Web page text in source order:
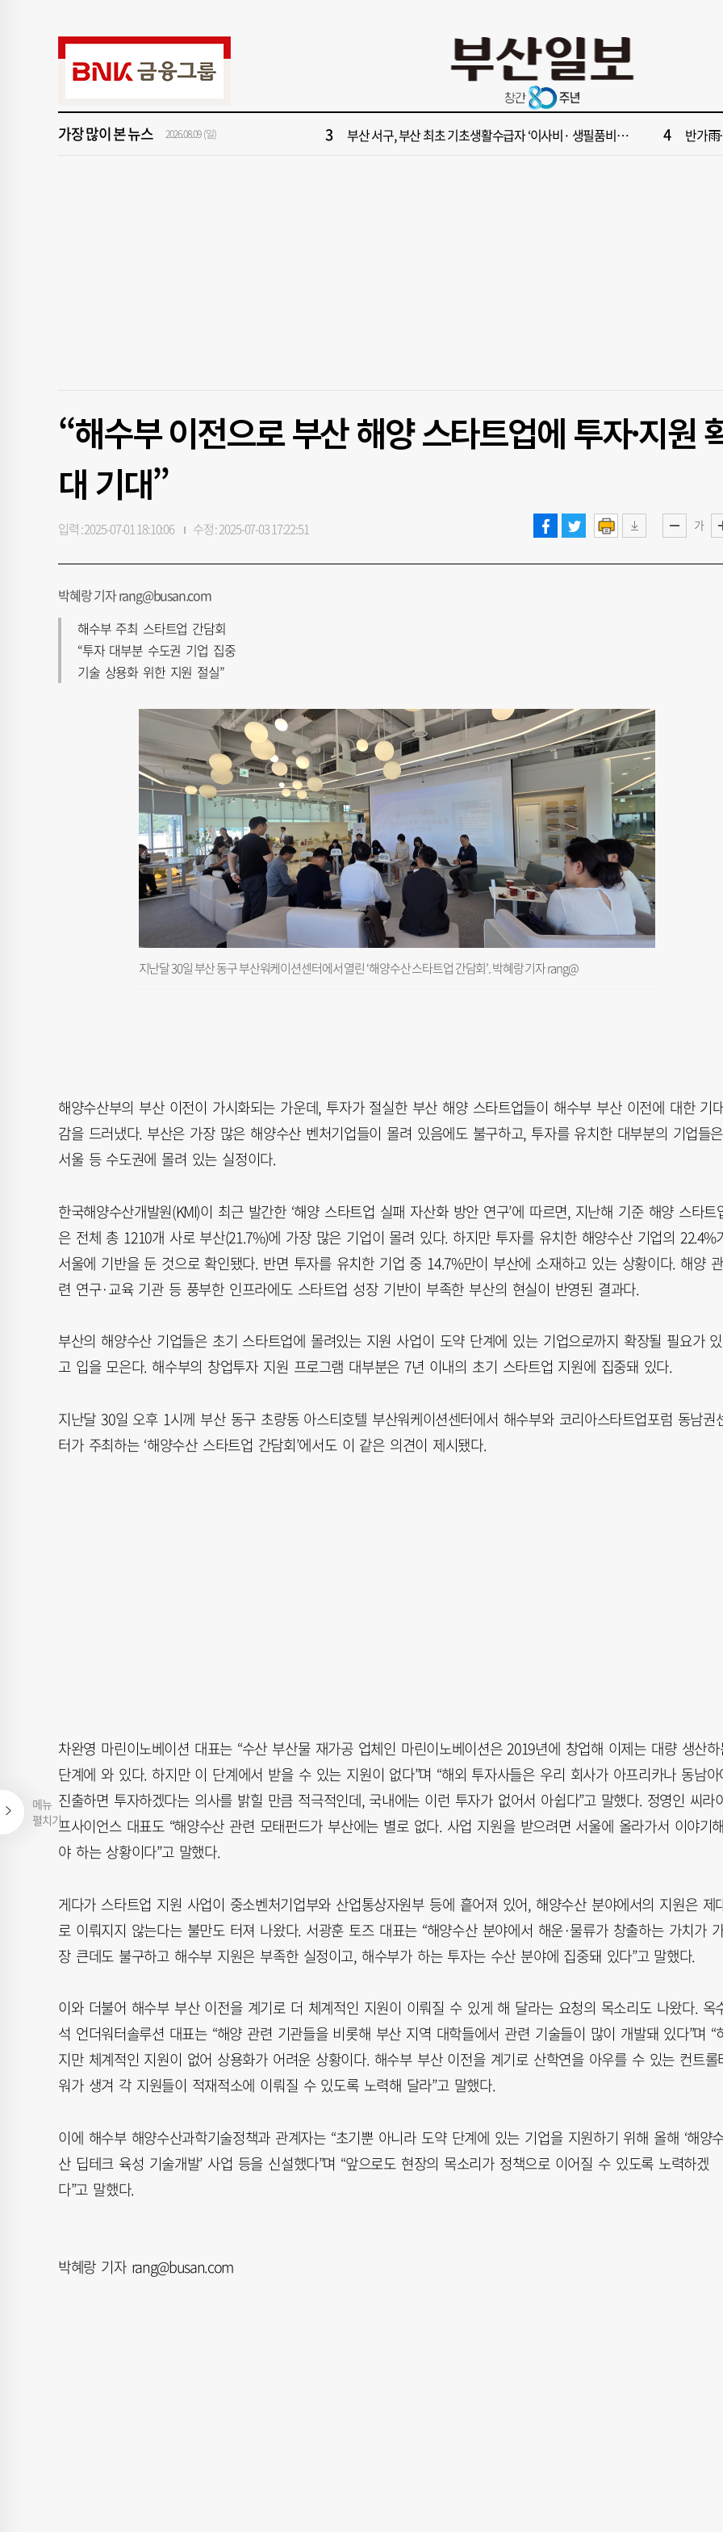
메뉴
펼치기
가장 많이 본 뉴스 2026.08.09 (일)
신청사 부산 동구 확정 이유…부지 용이성·접근성·집적 가능성이 운명 갈랐다 [해수부 북항 시대] [부산
해수부 신청사, 북항 재개발 부지 복합항만지구 확정 [부산
3 부산 서구, 부산 최초 기초생활수급자 ‘이사비· 생필품비’ 지원 4 반가
“해수부 이전으로 부산 해양 스타트업에 투자·지원
대 기대”
가
입력 : 2025-07-01 18:10:06 수정 : 2025-07-03 17:22:51
박혜랑 기자 rang@busan.com
해수부 주최 스타트업 간담회
“투자 대부분 수도권 기업 집중
기술 상용화 위한 지원 절실”
지난달 30일 부산 동구 부산워케이션센터에서 열린 ‘해양수산 스타트업 간담회’. 박혜랑 기자 rang@
해양수산부의 부산 이전이 가시화되는 가운데, 투자가 절실한 부산 해양 스타트업들이 해수부 부산 이전에 대한 기
감을 드러냈다. 부산은 가장 많은 해양수산 벤처기업들이 몰려 있음에도 불구하고, 투자를 유치한 대부분의 기업들은
서울 등 수도권에 몰려 있는 실정이다.
한국해양수산개발원(KMI)이 최근 발간한 ‘해양 스타트업 실패 자산화 방안 연구’에 따르면, 지난해 기준 해양 스타트
은 전체 총 1210개 사로 부산(21.7%)에 가장 많은 기업이 몰려 있다. 하지만 투자를 유치한 해양수산 기업의 22.4%
서울에 기반을 둔 것으로 확인됐다. 반면 투자를 유치한 기업 중 14.7%만이 부산에 소재하고 있는 상황이다. 해양 관
련 연구·교육 기관 등 풍부한 인프라에도 스타트업 성장 기반이 부족한 부산의 현실이 반영된 결과다.
부산의 해양수산 기업들은 초기 스타트업에 몰려있는 지원 사업이 도약 단계에 있는 기업으로까지 확장될 필요가
고 입을 모은다. 해수부의 창업투자 지원 프로그램 대부분은 7년 이내의 초기 스타트업 지원에 집중돼 있다.
지난달 30일 오후 1시께 부산 동구 초량동 아스티호텔 부산워케이션센터에서 해수부와 코리아스타트업포럼 동남권
터가 주최하는 ‘해양수산 스타트업 간담회’에서도 이 같은 의견이 제시됐다.
차완영 마린이노베이션 대표는 “수산 부산물 재가공 업체인 마린이노베이션은 2019년에 창업해 이제는 대량 생산하
단계에 와 있다. 하지만 이 단계에서 받을 수 있는 지원이 없다”며 “해외 투자사들은 우리 회사가 아프리카나 동남아
진출하면 투자하겠다는 의사를 밝힐 만큼 적극적인데, 국내에는 이런 투자가 없어서 아쉽다”고 말했다. 정영인 씨라
프사이언스 대표도 “해양수산 관련 모태펀드가 부산에는 별로 없다. 사업 지원을 받으려면 서울에 올라가서 이야기해
야 하는 상황이다”고 말했다.
게다가 스타트업 지원 사업이 중소벤처기업부와 산업통상자원부 등에 흩어져 있어, 해양수산 분야에서의 지원은 제
로 이뤄지지 않는다는 불만도 터져 나왔다. 서광훈 토즈 대표는 “해양수산 분야에서 해운·물류가 창출하는 가치가
장 큰데도 불구하고 해수부 지원은 부족한 실정이고, 해수부가 하는 투자는 수산 분야에 집중돼 있다”고 말했다.
이와 더불어 해수부 부산 이전을 계기로 더 체계적인 지원이 이뤄질 수 있게 해 달라는 요청의 목소리도 나왔다. 옥
석 언더워터솔루션 대표는 “해양 관련 기관들을 비롯해 부산 지역 대학들에서 관련 기술들이 많이 개발돼 있다”며 “
지만 체계적인 지원이 없어 상용화가 어려운 상황이다. 해수부 부산 이전을 계기로 산학연을 아우를 수 있는 컨트롤
워가 생겨 각 지원들이 적재적소에 이뤄질 수 있도록 노력해 달라”고 말했다.
이에 해수부 해양수산과학기술정책과 관계자는 “초기뿐 아니라 도약 단계에 있는 기업을 지원하기 위해 올해 ‘해양
산 딥테크 육성 기술개발’ 사업 등을 신설했다”며 “앞으로도 현장의 목소리가 정책으로 이어질 수 있도록 노력하겠
다”고 말했다.
박혜랑 기자 rang@busan.com